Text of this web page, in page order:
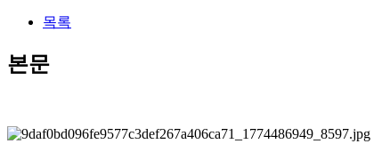
목록
본문